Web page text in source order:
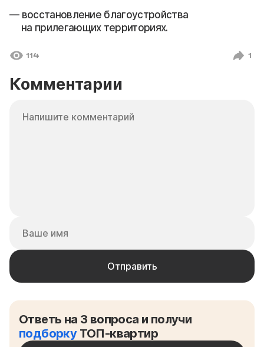
восстановление благоустройства
на прилегающих территориях.
114 1
Комментарии
Ответь на 3 вопроса и получи
подборкуТОП-квартир